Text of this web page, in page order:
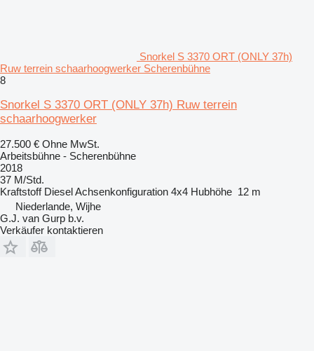
Snorkel S 3370 ORT (ONLY 37h)
Ruw terrein schaarhoogwerker Scherenbühne
8
Snorkel S 3370 ORT (ONLY 37h) Ruw terrein
schaarhoogwerker
27.500 € Ohne MwSt.
Arbeitsbühne - Scherenbühne
2018
37 M/Std.
Kraftstoff DieselAchsenkonfiguration 4x4 Hubhöhe 12 m
Niederlande, Wijhe
G.J. van Gurp b.v.
Verkäufer kontaktieren